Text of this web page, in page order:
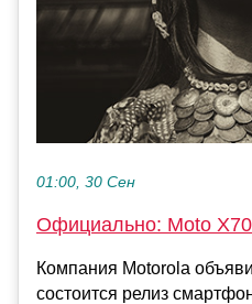
01:00, 30 Сен
Официально: Moto
Компания Motorola
состоится релиз